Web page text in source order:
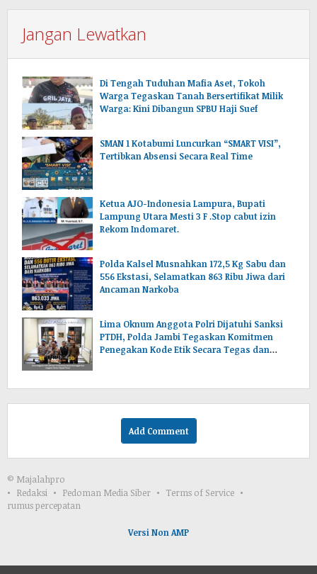
Jangan Lewatkan
Di Tengah Tuduhan Mafia Aset, Tokoh
Warga Tegaskan Tanah Bersertifikat Milik
Warga: Kini Dibangun SPBU Haji Suef
SMAN 1 Kotabumi Luncurkan “SMART VISI”,
Tertibkan Absensi Secara Real Time
Ketua AJO-Indonesia Lampura, Bupati
Lampung Utara Mesti 3 F .Stop cabut izin
Rekom Indomaret.
Polda Kalsel Musnahkan 172,5 Kg Sabu dan
556 Ekstasi, Selamatkan 863 Ribu Jiwa dari
Ancaman Narkoba
Lima Oknum Anggota Polri Dijatuhi Sanksi
PTDH, Polda Jambi Tegaskan Komitmen
Penegakan Kode Etik Secara Tegas dan
Add Comment
© Majalahpro
Redaksi
Pedoman Media Siber
Terms of Service
rumus percepatan
Versi Non AMP